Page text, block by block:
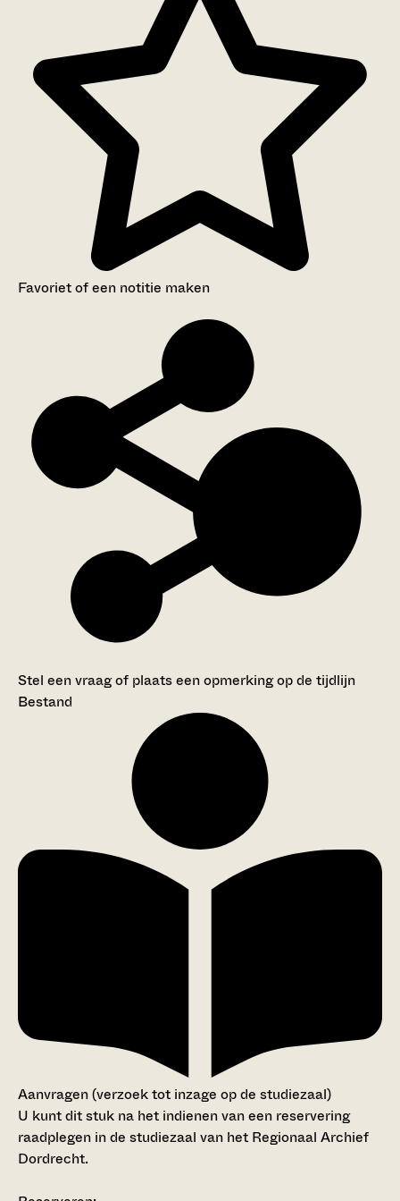
Favoriet of een notitie maken
Stel een vraag of plaats een opmerking op de tijdlijn
Bestand
Aanvragen (verzoek tot inzage op de studiezaal)
U kunt dit stuk na het indienen van een reservering
raadplegen in de studiezaal van het Regionaal Archief
Dordrecht.